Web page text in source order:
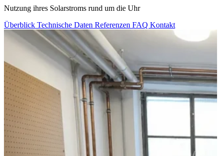
Nutzung ihres Solarstroms rund um die Uhr
Überblick Technische Daten Referenzen FAQ Kontakt